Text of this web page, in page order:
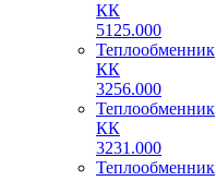
КК
5125.000
Теплообменник
КК
3256.000
Теплообменник
КК
3231.000
Теплообменник